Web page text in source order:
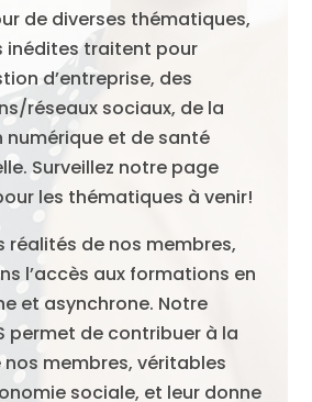
de diverses thématiques,
inédites traitent pour
d’entreprise, des
réseaux sociaux, de la
et de santé
Surveillez notre page
les thématiques à venir!
réalités de nos membres,
l’accès aux formations en
et asynchrone. Notre
permet de contribuer à la
membres, véritables
sociale, et leur donne